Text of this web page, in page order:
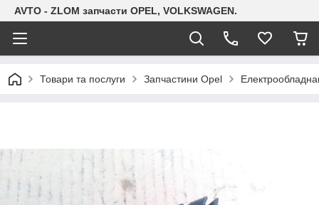
AVTO - ZLOM запчасти OPEL, VOLKSWAGEN.
Товари та послуги Запчастини Opel